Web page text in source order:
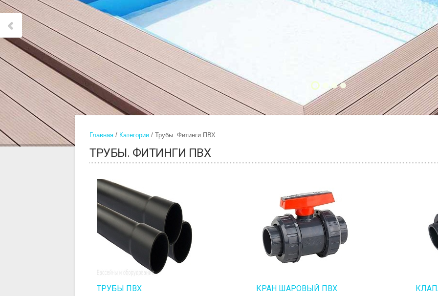
Главная Категории Трубы. Фитинги ПВХ
ТРУБЫ. ФИТИНГИ ПВХ
ТРУБЫ ПВХ КРАН ШАРОВЫЙ ПВХ